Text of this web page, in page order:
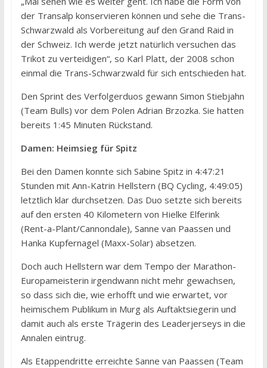
der Transalp konservieren können und sehe die Trans-
Schwarzwald als Vorbereitung auf den Grand Raid in
der Schweiz. Ich werde jetzt natürlich versuchen das
Trikot zu verteidigen“, so Karl Platt, der 2008 schon
einmal die Trans-Schwarzwald für sich entschieden hat.
Den Sprint des Verfolgerduos gewann Simon Stiebjahn
(Team Bulls) vor dem Polen Adrian Brzozka. Sie hatten
bereits 1:45 Minuten Rückstand.
Damen: Heimsieg für Spitz
Bei den Damen konnte sich Sabine Spitz in 4:47:21
Stunden mit Ann-Katrin Hellstern (BQ Cycling, 4:49:05)
letztlich klar durchsetzen. Das Duo setzte sich bereits
auf den ersten 40 Kilometern von Hielke Elferink
(Rent-a-Plant/Cannondale), Sanne van Paassen und
Hanka Kupfernagel (Maxx-Solar) absetzen.
Doch auch Hellstern war dem Tempo der Marathon-
Europameisterin irgendwann nicht mehr gewachsen,
so dass sich die, wie erhofft und wie erwartet, vor
heimischem Publikum in Murg als Auftaktsiegerin und
damit auch als erste Trägerin des Leaderjerseys in die
Annalen eintrug.
Als Etappendritte erreichte Sanne van Paassen (Team